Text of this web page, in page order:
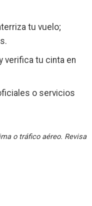
tu vuelo;
verifica tu cinta en
o servicios
o tráfico aéreo. Revisa